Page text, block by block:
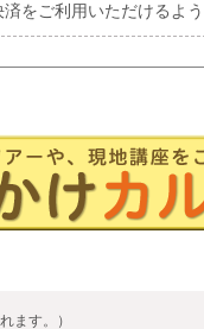
をご利用いただけるよ
ます。）